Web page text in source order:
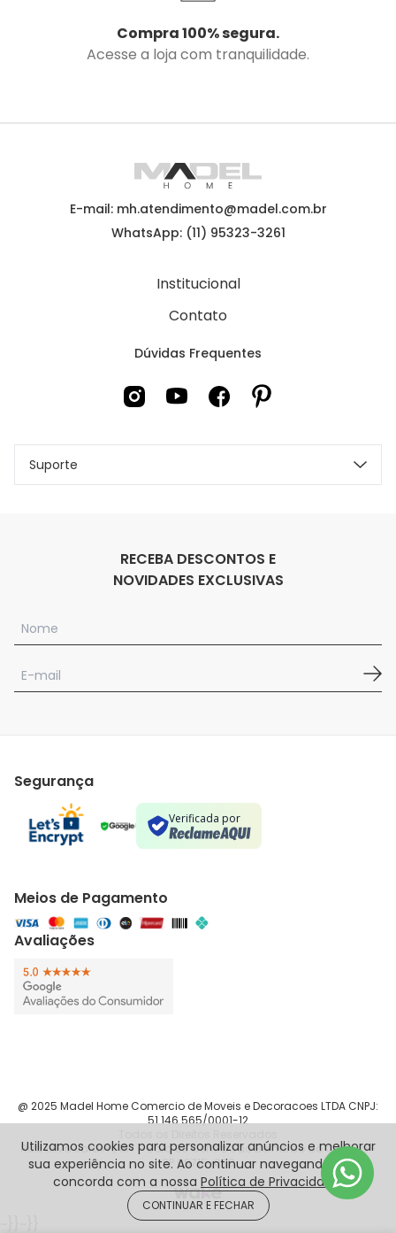
Compra 100% segura.
Acesse a loja com tranquilidade.
E-mail: mh.atendimento@madel.com.br
WhatsApp: (11) 95323-3261
Institucional
Contato
Dúvidas Frequentes
Suporte
RECEBA DESCONTOS E
NOVIDADES EXCLUSIVAS
Segurança
Verificada por
Meios de Pagamento
Avaliações
@ 2025 Madel Home Comercio de Moveis e Decoracoes LTDA CNPJ:
51.146.565/0001-12
Rua Silva Jardim, 187 - Sala 83 Centro São Bernardo do Campo -
SP 09715-090
Utilizamos cookies para personalizar anúncios e melhorar
sua experiência no site. Ao continuar navegando, você
concorda com a nossa Política de Privacidade.
CONTINUAR E FECHAR